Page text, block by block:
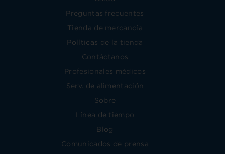
Preguntas frecuentes
Tienda de mercancía
Políticas de la tienda
Contáctanos
Profesionales médicos
Serv. de alimentación
Sobre
Línea de tiempo
Blog
Comunicados de prensa